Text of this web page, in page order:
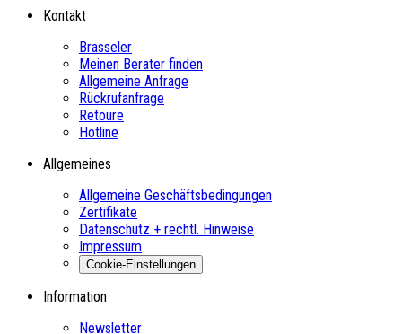
Kontakt
Brasseler
Meinen Berater finden
Allgemeine Anfrage
Rückrufanfrage
Retoure
Hotline
Allgemeines
Allgemeine Geschäftsbedingungen
Zertifikate
Datenschutz + rechtl. Hinweise
Impressum
Cookie-Einstellungen
Information
Newsletter